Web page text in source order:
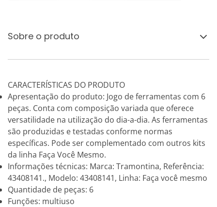
Sobre o produto
CARACTERÍSTICAS DO PRODUTO
Apresentação do produto: Jogo de ferramentas com 6
peças. Conta com composição variada que oferece
versatilidade na utilização do dia-a-dia. As ferramentas
são produzidas e testadas conforme normas
específicas. Pode ser complementado com outros kits
da linha Faça Você Mesmo.
Informações técnicas: Marca: Tramontina, Referência:
43408141., Modelo: 43408141, Linha: Faça você mesmo
Quantidade de peças: 6
Funções: multiuso